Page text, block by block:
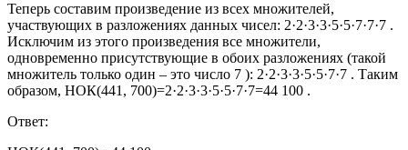
Теперь составим произведение из всех множителей,
участвующих в разложениях данных чисел: 2·2·3·3·5·5·7·7·7 .
Исключим из этого произведения все множители,
одновременно присутствующие в обоих разложениях (такой
множитель только один – это число 7 ): 2·2·3·3·5·5·7·7 . Таким
образом, НОК(441, 700)=2·2·3·3·5·5·7·7=44 100 .
Ответ: